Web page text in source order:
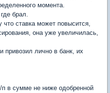
момента.
брал.
что ставка может повысится,
она уже увеличилась,
лично в банк, их
в сумме не ниже одобренной